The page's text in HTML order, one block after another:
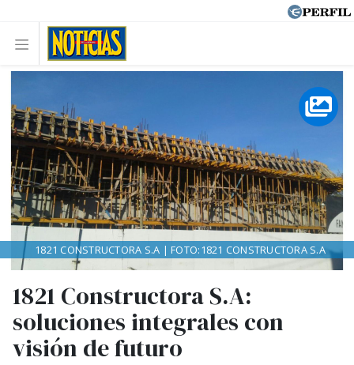
1821 Constructora S.A:
soluciones integrales con
visión de futuro
1821 CONSTRUCTORA S.A | FOTO:1821 CONSTRUCTORA S.A